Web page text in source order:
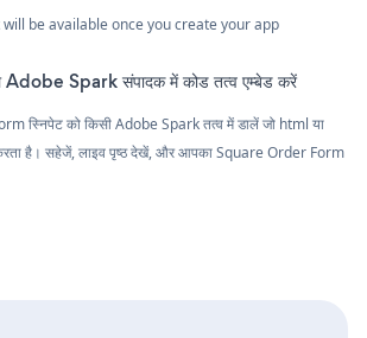
will be available once you create your app
Spark संपादक में कोड तत्व एम्बेड करें
स्निपेट को किसी Adobe Spark तत्व में डालें जो html या
करता है। सहेजें, लाइव पृष्ठ देखें, और आपका Square Order Form